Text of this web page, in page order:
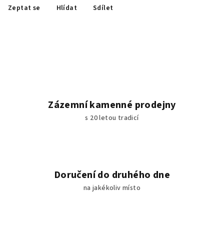
Zeptat se Hlídat Sdílet
Zázemní kamenné prodejny
s 20 letou tradicí
Doručení do druhého dne
na jakékoliv místo